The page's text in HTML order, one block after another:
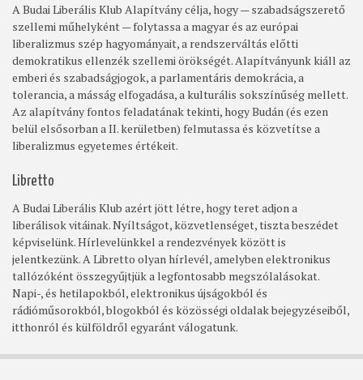
A Budai Liberális Klub Alapítvány célja, hogy — szabadságszerető
szellemi műhelyként — folytassa a magyar és az európai
liberalizmus szép hagyományait, a rendszerváltás előtti
demokratikus ellenzék szellemi örökségét. Alapítványunk kiáll az
emberi és szabadságjogok, a parlamentáris demokrácia, a
tolerancia, a másság elfogadása, a kulturális sokszínűség mellett.
Az alapítvány fontos feladatának tekinti, hogy Budán (és ezen
belül elsősorban a II. kerületben) felmutassa és közvetítse a
liberalizmus egyetemes értékeit.
Libretto
A Budai Liberális Klub azért jött létre, hogy teret adjon a
liberálisok vitáinak. Nyíltságot, közvetlenséget, tiszta beszédet
képviselünk. Hírlevelünkkel a rendezvények között is
jelentkezünk. A Libretto olyan hírlevél, amelyben elektronikus
tallózóként összegyűjtjük a legfontosabb megszólalásokat.
Napi-, és hetilapokból, elektronikus újságokból és
rádióműsorokból, blogokból és közösségi oldalak bejegyzéseiből,
itthonról és külföldről egyaránt válogatunk.